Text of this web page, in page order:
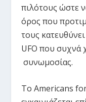
πιλότους ώστε
όρος που
τους
UFO που συχνά
συνωμοσίας.
Το Americans